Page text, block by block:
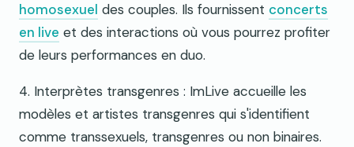
homosexuel des couples. Ils fournissent concerts
en live et des interactions où vous pourrez profiter
de leurs performances en duo.
4. Interprètes transgenres : ImLive accueille les
modèles et artistes transgenres qui s'identifient
comme transsexuels, transgenres ou non binaires.